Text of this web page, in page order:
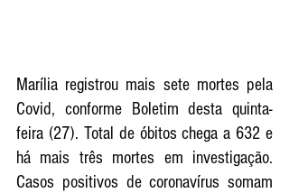
Marília registrou mais sete mortes pela
Covid, conforme Boletim desta quinta-
feira (27). Total de óbitos chega a 632 e
há mais três mortes em investigação.
Casos positivos de coronavírus somam